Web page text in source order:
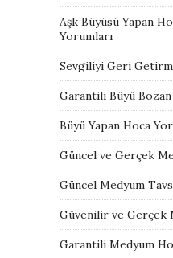
Aşk Büyüsü Yapan
Yorumları
Sevgiliyi Geri
Garantili Büyü
Büyü Yapan Hoca
Güncel ve Gerçek
Güncel Medyum
Güvenilir ve Gerçek
Garantili Medyum